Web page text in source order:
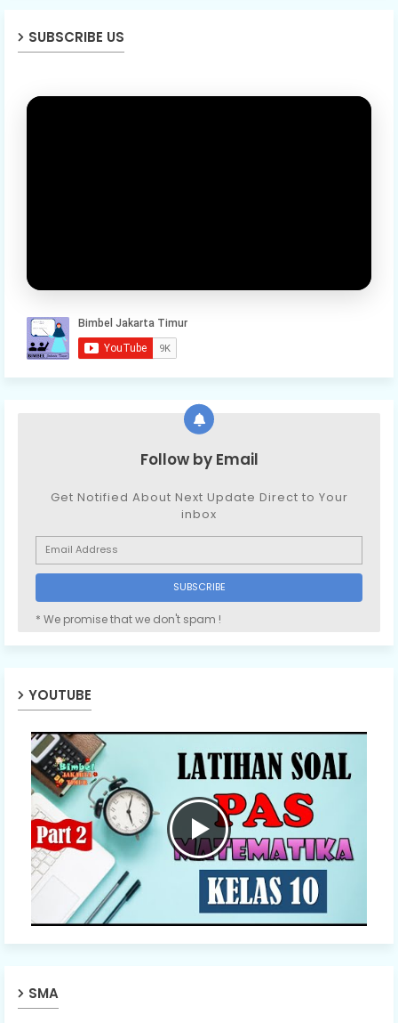
SUBSCRIBE US
Follow by Email
Get Notified About Next Update Direct to Your
inbox
* We promise that we don't spam !
YOUTUBE
SMA